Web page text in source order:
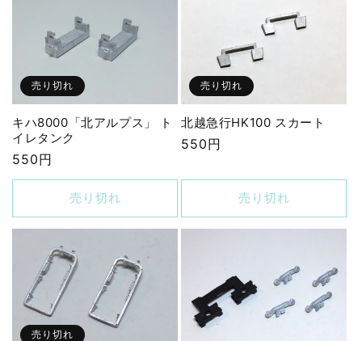
売り切れ
キハ8000「北アルプス」 ト
イレタンク
通
常
格
550円
売り切れ
売り切れ
北越急行HK100 スカート
通
価
550円
売り切れ
売り切れ